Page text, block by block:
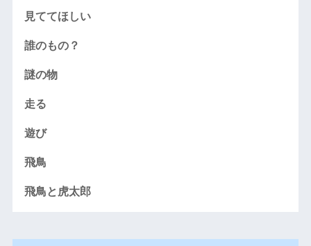
見ててほしい
誰のもの？
謎の物
走る
遊び
飛鳥
飛鳥と虎太郎